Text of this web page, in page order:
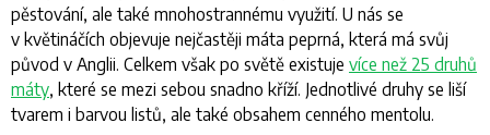
pěstování, ale také mnohostrannému využití. U nás se
v květináčích objevuje nejčastěji máta peprná, která má svůj
původ v Anglii. Celkem však po světě existuje více než 25 druhů
máty, které se mezi sebou snadno kříží. Jednotlivé druhy se liší
tvarem i barvou listů, ale také obsahem cenného mentolu.